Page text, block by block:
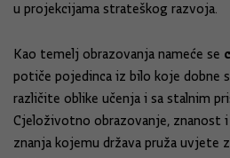
u projekcijama strateškog razvoja.
Kao temelj obrazovanja nameće se
potiče pojedinca iz bilo koje dobne
različite oblike učenja i sa stalnim
Cjeloživotno obrazovanje, znanost
znanja kojemu država pruža uvjete